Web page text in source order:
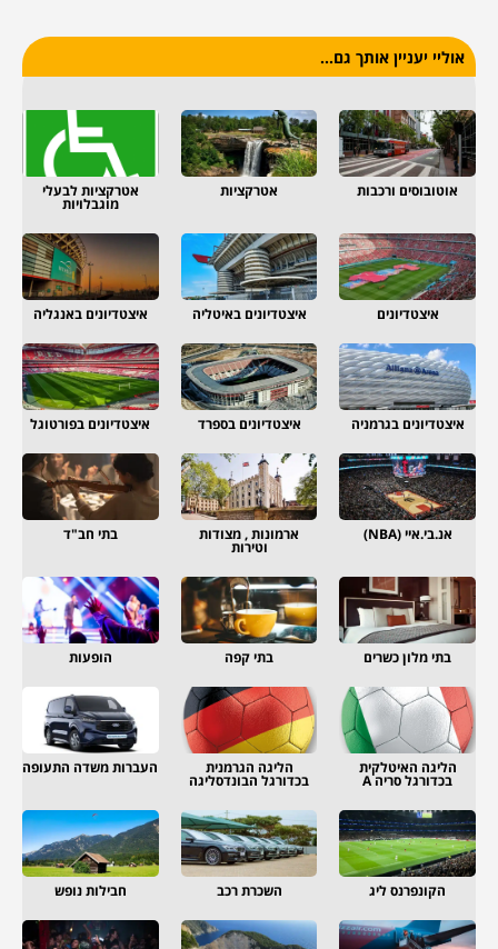
אוליי יעניין אותך גם...
אוטובוסים ורכבות אטרקציות אטרקציות לבעלי
מוגבלויות
איצטדיונים איצטדיונים באיטליה איצטדיונים באנגליה
איצטדיונים בגרמניה איצטדיונים בספרד איצטדיונים בפורטוגל
אנ.בי.איי (NBA) ארמונות , מצודות
וטירות
בתי חב"ד
בתי מלון כשרים בתי קפה הופעות
הליגה האיטלקית
בכדורגל סריה A
הליגה הגרמנית
בכדורגל הבונדסליגה
העברות משדה התעופה
הקונפרנס ליג השכרת רכב חבילות נופש